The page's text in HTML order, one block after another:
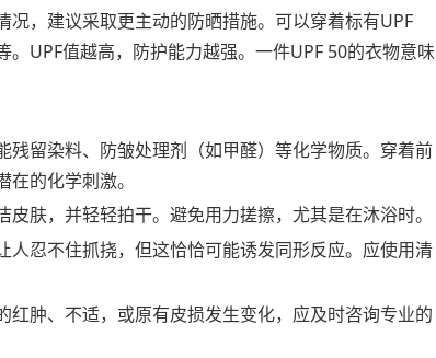
况，建议采取更主动的防晒措施。可以穿着标有UPF
。UPF值越高，防护能力越强。一件UPF 50的衣物意味
残留染料、防皱处理剂（如甲醛）等化学物质。穿着前
的化学刺激。
肤，并轻轻拍干。避免用力搓擦，尤其是在沐浴时。
人忍不住抓挠，但这恰恰可能诱发同形反应。应使用清
红肿、不适，或原有皮损发生变化，应及时咨询专业的